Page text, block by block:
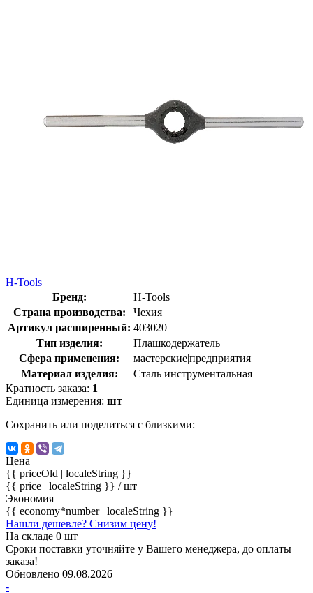
H-Tools
Бренд:
H-Tools
Страна производства:
Чехия
Артикул расширенный: 403020
Тип изделия:
Плашкодержатель
Сфера применения:
мастерские|предприятия
Материал изделия:
Сталь инструментальная
Кратность заказа: 1
Единица измерения: шт
Сохранить или поделиться с близкими:
Цена
{{ priceOld | localeString }}
{{ price | localeString }} / шт
Экономия
{{ economy*number | localeString }}
Нашли дешевле? Снизим цену!
На складе 0 шт
Сроки поставки уточняйте у Вашего менеджера, до оплаты
заказа!
Обновлено 09.08.2026
-